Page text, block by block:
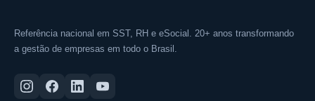
Referência nacional em SST, RH e eSocial. 20+ anos transformando
a gestão de empresas em todo o Brasil.